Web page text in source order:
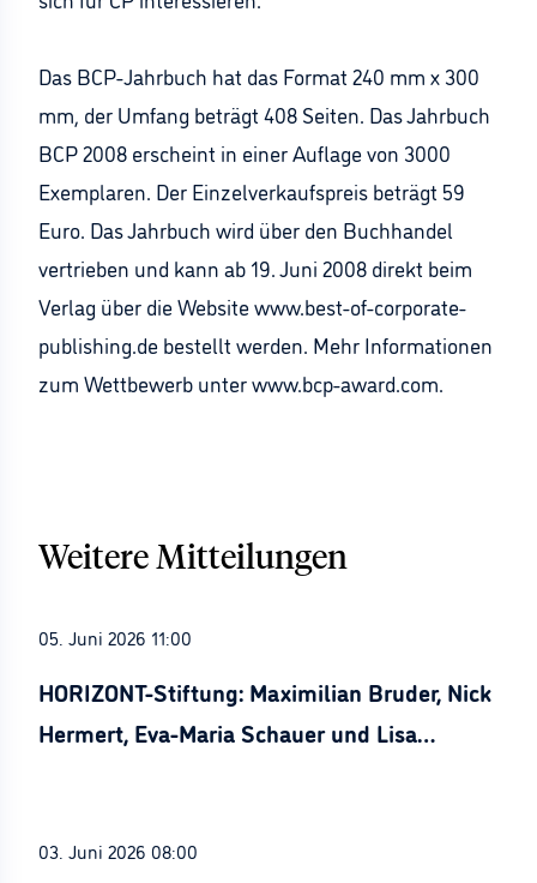
Das BCP-Jahrbuch hat das Format 240 mm x 300
mm, der Umfang beträgt 408 Seiten. Das Jahrbuch
BCP 2008 erscheint in einer Auflage von 3000
Exemplaren. Der Einzelverkaufspreis beträgt 59
Euro. Das Jahrbuch wird über den Buchhandel
vertrieben und kann ab 19. Juni 2008 direkt beim
Verlag über die Website www.best-of-corporate-
publishing.de bestellt werden. Mehr Informationen
zum Wettbewerb unter www.bcp-award.com.
Weitere Mitteilungen
05. Juni 2026 11:00
HORIZONT-Stiftung: Maximilian Bruder, Nick
Hermert, Eva-Maria Schauer und Lisa
03. Juni 2026 08:00